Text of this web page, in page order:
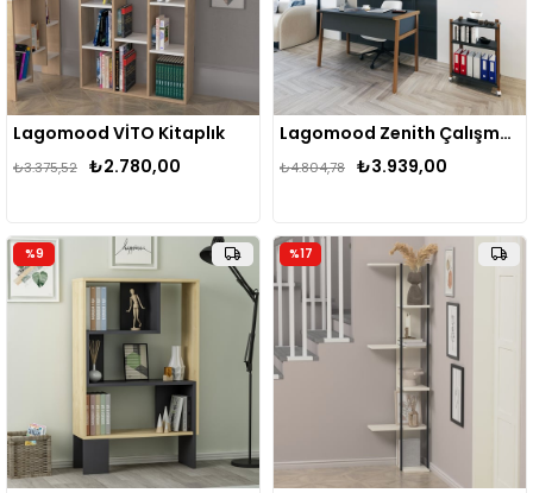
Lagomood VİTO Kitaplık
₺2.780,00
₺3.375,52
Lagomood Zenith Çalışma Masası Kitaplık Takım 120cm
₺3.939,00
₺4.804,78
%9 %17